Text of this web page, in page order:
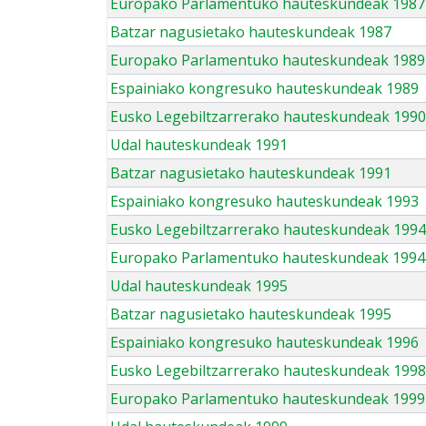
Batzar nagusietako hauteskundeak 1987
Europako Parlamentuko hauteskundeak 1989
Espainiako kongresuko hauteskundeak 1989
Eusko Legebiltzarrerako hauteskundeak 1990
Udal hauteskundeak 1991
Batzar nagusietako hauteskundeak 1991
Espainiako kongresuko hauteskundeak 1993
Eusko Legebiltzarrerako hauteskundeak 1994
Europako Parlamentuko hauteskundeak 1994
Udal hauteskundeak 1995
Batzar nagusietako hauteskundeak 1995
Espainiako kongresuko hauteskundeak 1996
Eusko Legebiltzarrerako hauteskundeak 1998
Europako Parlamentuko hauteskundeak 1999